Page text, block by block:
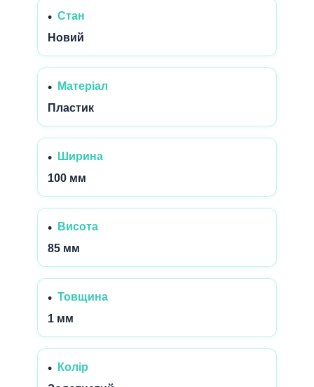
Стан
Новий
Матеріал
Пластик
Ширина
100 мм
Висота
85 мм
Товщина
1 мм
Колір